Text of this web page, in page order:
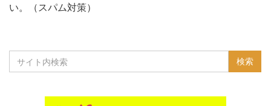
い。（スパム対策）